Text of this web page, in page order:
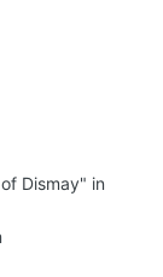
Dismay" in